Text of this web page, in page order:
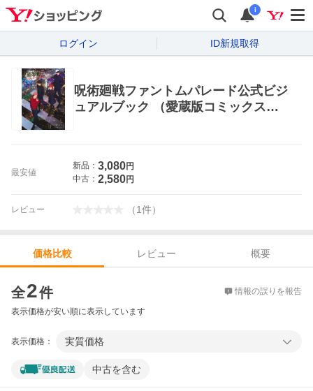
i
ログイン ID新規取得
呪術廻戦ファントムパレード公式ビジ
ュアルブック （愛蔵版コミックス）
最安値
新品： 3,080円
中古： 2,580円
レビュー （1件）
価格比較 レビュー
概要
全2件 情報の誤りを報告
表示価格が安い順に表示しています
表示価格： 実質価格
中古を含む